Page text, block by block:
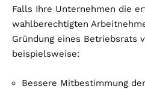
Falls Ihre Unternehmen die
wahlberechtigten
Gründung eines Betriebsrats
beispielsweise:
Bessere Mitbestimmung